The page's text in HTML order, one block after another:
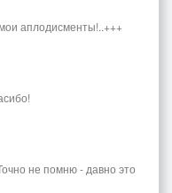
аплодисменты!..+++
не помню - давно это